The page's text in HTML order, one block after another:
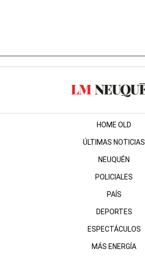
HOME OLD
ÚLTIMAS NOTICIAS
NEUQUÉN
POLICIALES
PAÍS
DEPORTES
ESPECTÁCULOS
MÁS ENERGÍA